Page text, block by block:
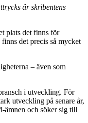
är skribentens
plats det finns för
det precis så mycket
– även som
i utveckling. För
utveckling på senare år,
ämnen och söker sig till